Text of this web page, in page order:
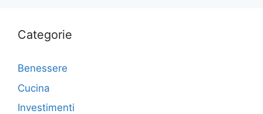
Categorie
Benessere
Cucina
Investimenti